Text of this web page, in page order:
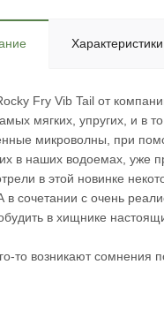
Характеристики
Fry Vib Tail от
мягких, упругих, и в
микроволны, при
в наших водоемах, уже
в этой новинке
в сочетании с очень
в хищнике
то возникают сомнения